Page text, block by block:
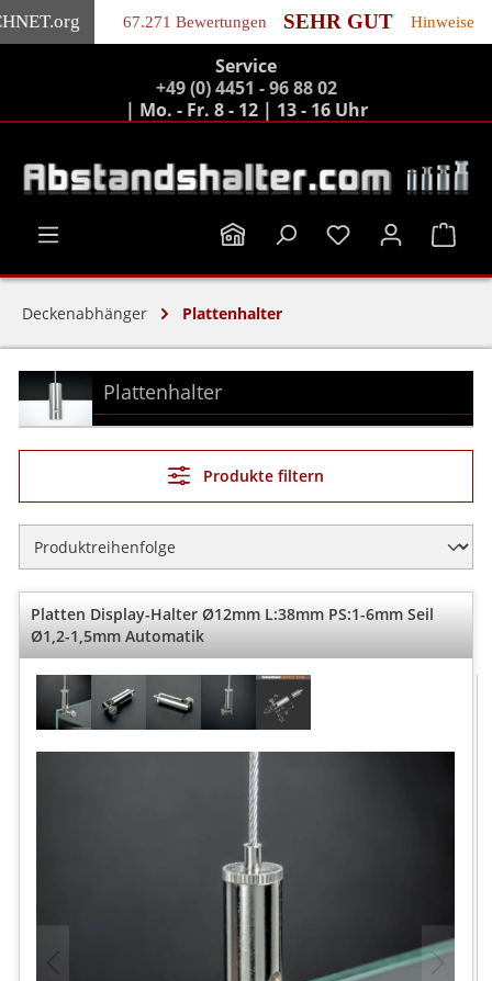
.org 67.271 Bewertungen SEHR GUT Hinweise
Zum Hauptinhalt springenService
+49 (0) 4451 - 96 88 02
| Mo. - Fr. 8 - 12 | 13 - 16 Uhr
Deckenabhänger Plattenhalter
Plattenhalter
Produkte filtern
Platten Display-Halter Ø12mm L:38mm PS:1-6mm Seil
Ø1,2-1,5mm Automatik